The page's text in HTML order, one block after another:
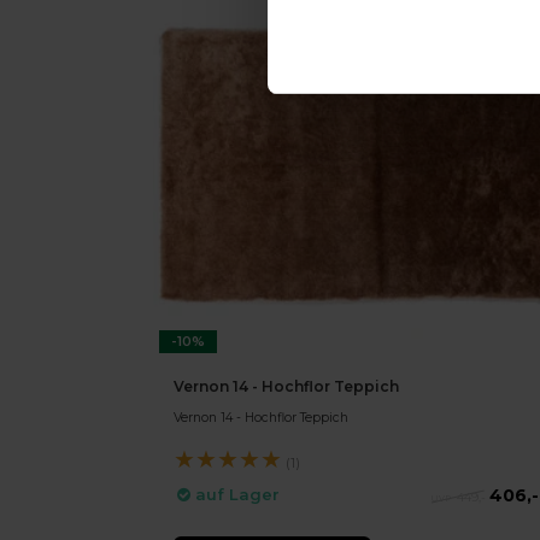
-10%
Vernon 14 - Hochflor Teppich
Vernon 14 - Hochflor Teppich
★★★★★ (1)
auf Lager 406,-